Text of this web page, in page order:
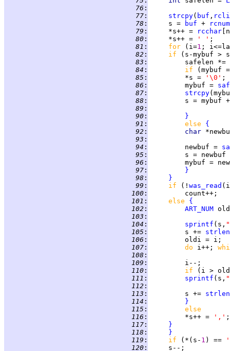
  76
:
  77
: strcpy( buf ,
  78
:
     s =
buf +
  79
:
     *s++ =
rcchar
  80
:
     *s++ =
' '
  81
: for (i=1 ;
  82
: if
(s-mybuf >
  83
:
         safelen *=
  84
: if
(mybuf
  85
:
         *s =
'\0'
  86
:
         mybuf =
  87
: strcpy
  88
:
s = mybuf
  89
:
  90
:
}
  91
: else {
  92
:
char
  93
:
  94
:
         newbuf =
  95
:
  96
:
  97
:
}
  98
:
}
  99
: if (! was_read
100 :
101 : else {
102 :
ART_NUM
103 :
104 : sprintf (s,
105 :
         s +=
strlen
106 :
107 : do i++;
108 :
109 :
110 : if
(i >
111 : sprintf (s,
112 :
113 :
         s +=
strlen
114 :
}
115 :
else
116 :
         *s++ =
','
117 :
}
118 :
}
119 : if (*(s- 1 ) ==
120 :